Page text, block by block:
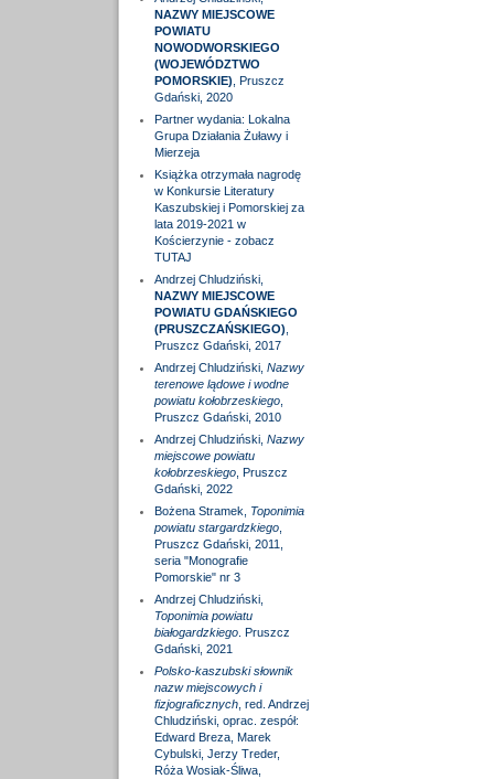
NAZWY MIEJSCOWE
POWIATU
NOWODWORSKIEGO
(WOJEWÓDZTWO
POMORSKIE) , Pruszcz
Gdański, 2020
Partner wydania: Lokalna
Grupa Działania Żuławy i
Mierzeja
Książka otrzymała nagrodę
w Konkursie Literatury
Kaszubskiej i Pomorskiej za
lata 2019-2021 w
Kościerzynie - zobacz
TUTAJ
Andrzej Chludziński,
NAZWY MIEJSCOWE
POWIATU GDAŃSKIEGO
(PRUSZCZAŃSKIEGO)
Pruszcz Gdański, 2017
Andrzej Chludziński, Nazwy
terenowe lądowe i wodne
powiatu kołobrzeskiego,
Pruszcz Gdański, 2010
Andrzej Chludziński, Nazwy
miejscowe powiatu
kołobrzeskiego, Pruszcz
Gdański, 2022
Bożena Stramek,
Toponimia
powiatu stargardzkiego,
Pruszcz Gdański, 2011,
seria "Monografie
Pomorskie" nr 3
Andrzej Chludziński,
Toponimia powiatu
białogardzkiego. Pruszcz
Gdański, 2021
Polsko-kaszubski słownik
nazw miejscowych i
fizjograficznych, red. Andrzej
Chludziński, oprac. zespół:
Edward Breza, Marek
Cybulski, Jerzy Treder,
Róża Wosiak-Śliwa,